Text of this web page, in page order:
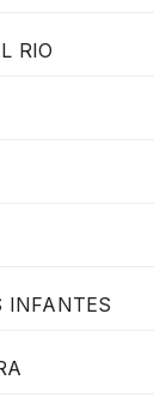
RIO
INFANTES